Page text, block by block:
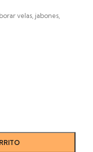
velas, jabones,